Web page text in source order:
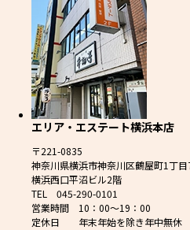
エリア・エステート横浜本店
〒221-0835
神奈川県横浜市神奈川区鶴屋町1丁目
横浜西口平沼ビル2階
TEL 045-290-0101
営業時間 10：00～19：00
定休日 年末年始を除き年中無休